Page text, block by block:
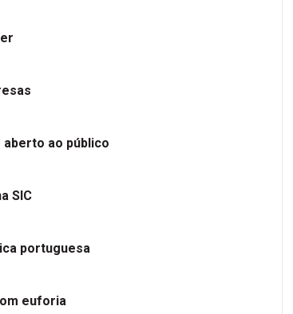
aberto ao público
SIC
portuguesa
euforia